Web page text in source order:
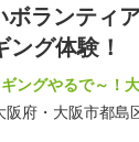
ランティ
ング体験！
ングやるで～！
阪府・大阪市都島